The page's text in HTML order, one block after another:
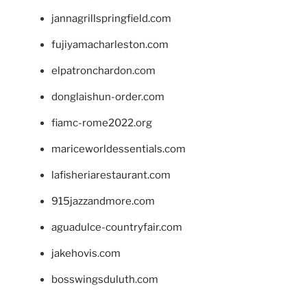
jannagrillspringfield.com
fujiyamacharleston.com
elpatronchardon.com
donglaishun-order.com
fiamc-rome2022.org
mariceworldessentials.com
lafisheriarestaurant.com
915jazzandmore.com
aguadulce-countryfair.com
jakehovis.com
bosswingsduluth.com